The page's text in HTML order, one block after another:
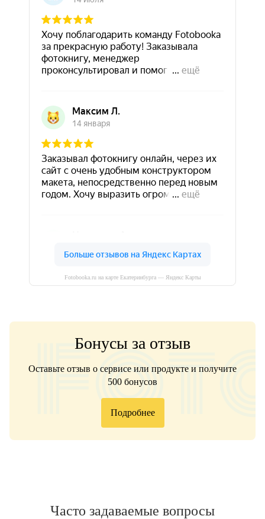
Fotobooka.ru на карте Екатеринбурга — Яндекс Карты
Бонусы за отзыв
Оставьте отзыв о сервисе или продукте и получите
500 бонусов
Подробнее
Часто задаваемые вопросы